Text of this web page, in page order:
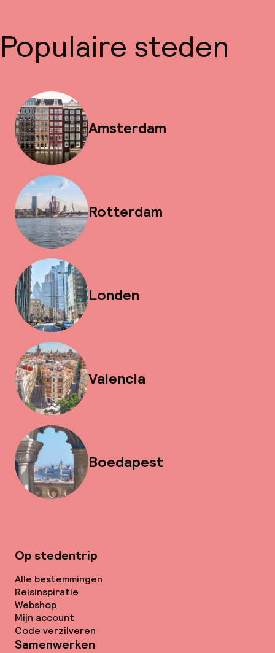
Populaire steden
Amsterdam
Rotterdam
Londen
Valencia
Boedapest
Op stedentrip
Alle bestemmingen
Reisinspiratie
Webshop
Mijn account
Code verzilveren
Samenwerken